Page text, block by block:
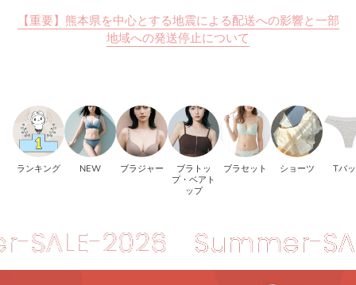
【重要】熊本県を中心とする地震による配送への影響と一部
地域への発送停止について
ランキング NEW ブラジャー
ブラトッ
プ・ベアト
ップ
ブラセット ショーツ Tバ
2026 Summer-SALE-